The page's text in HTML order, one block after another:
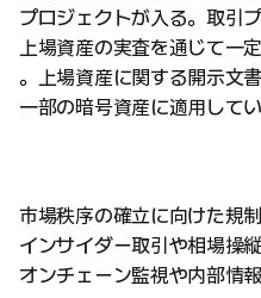
プロジェクトが入る。取引
上場資産の実査を通じて一
。上場資産に関する開示文
一部の暗号資産に適用して
市場秩序の確立に向けた規
インサイダー取引や相場操
オンチェーン監視や内部情